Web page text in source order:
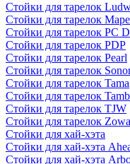
Стойки для тарелок
Стойки для тарелок
Стойки для тарелок PC
Стойки для тарелок PDP
Стойки для тарелок Pearl
Стойки для тарелок
Стойки для тарелок Tama
Стойки для тарелок
Стойки для тарелок TJW
Стойки для тарелок
Стойки для хай-хэта
Стойки для хай-хэта
Стойки для хай-хэта